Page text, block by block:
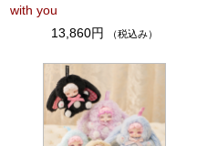
with you
13,860円
（税込み）